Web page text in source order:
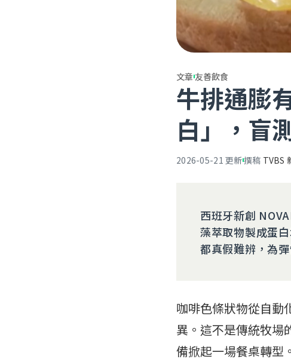
文章友善飲食
牛排通膨
白」，盲
2026-05-21 更新撰稿 TVBS
西班牙新創
藻萃取物製成蛋
都真假難辨，為
咖啡色條狀物從自動
異。這不是傳統牧場
備掀起一場餐桌轉型。